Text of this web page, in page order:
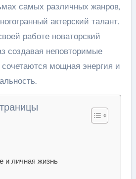
самых различных жанров,
актерский талант.
работе новаторский
создавая неповторимые
мощная энергия и
и личная жизнь